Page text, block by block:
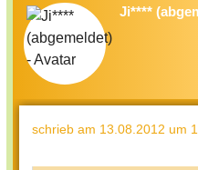
Ji****
schrieb am 13.08.2012 um